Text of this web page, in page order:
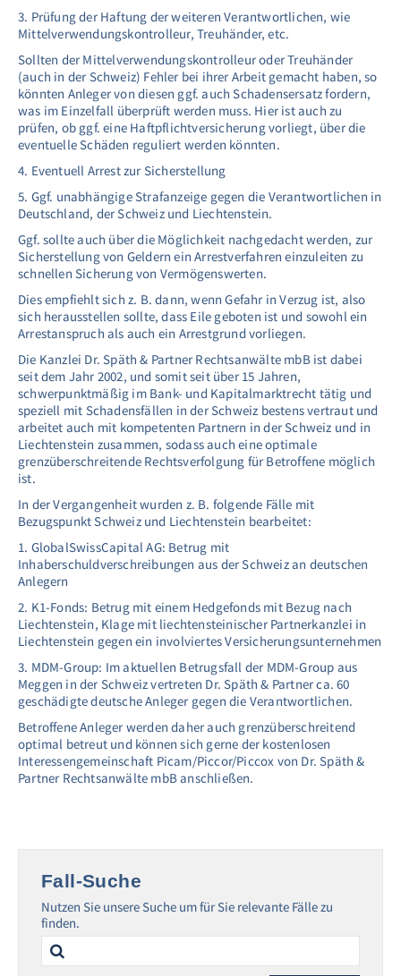
3. Prüfung der Haftung der weiteren Verantwortlichen, wie
Mittelverwendungskontrolleur, Treuhänder, etc.
Sollten der Mittelverwendungskontrolleur oder Treuhänder
(auch in der Schweiz) Fehler bei ihrer Arbeit gemacht haben, so
könnten Anleger von diesen ggf. auch Schadensersatz fordern,
was im Einzelfall überprüft werden muss. Hier ist auch zu
prüfen, ob ggf. eine Haftpflichtversicherung vorliegt, über die
eventuelle Schäden reguliert werden könnten.
4. Eventuell Arrest zur Sicherstellung
5. Ggf. unabhängige Strafanzeige gegen die Verantwortlichen in
Deutschland, der Schweiz und Liechtenstein.
Ggf. sollte auch über die Möglichkeit nachgedacht werden, zur
Sicherstellung von Geldern ein Arrestverfahren einzuleiten zu
schnellen Sicherung von Vermögenswerten.
Dies empfiehlt sich z. B. dann, wenn Gefahr in Verzug ist, also
sich herausstellen sollte, dass Eile geboten ist und sowohl ein
Arrestanspruch als auch ein Arrestgrund vorliegen.
Die Kanzlei Dr. Späth & Partner Rechtsanwälte mbB ist dabei
seit dem Jahr 2002, und somit seit über 15 Jahren,
schwerpunktmäßig im Bank- und Kapitalmarktrecht tätig und
speziell mit Schadensfällen in der Schweiz bestens vertraut und
arbeitet auch mit kompetenten Partnern in der Schweiz und in
Liechtenstein zusammen, sodass auch eine optimale
grenzüberschreitende Rechtsverfolgung für Betroffene möglich
ist.
In der Vergangenheit wurden z. B. folgende Fälle mit
Bezugspunkt Schweiz und Liechtenstein bearbeitet:
1. GlobalSwissCapital AG: Betrug mit
Inhaberschuldverschreibungen aus der Schweiz an deutschen
Anlegern
2. K1-Fonds: Betrug mit einem Hedgefonds mit Bezug nach
Liechtenstein, Klage mit liechtensteinischer Partnerkanzlei in
Liechtenstein gegen ein involviertes Versicherungsunternehmen
3. MDM-Group: Im aktuellen Betrugsfall der MDM-Group aus
Meggen in der Schweiz vertreten Dr. Späth & Partner ca. 60
geschädigte deutsche Anleger gegen die Verantwortlichen.
Betroffene Anleger werden daher auch grenzüberschreitend
optimal betreut und können sich gerne der kostenlosen
Interessengemeinschaft Picam/Piccor/Piccox von Dr. Späth &
Partner Rechtsanwälte mbB anschließen.
Fall-Suche
Nutzen Sie unsere Suche um für Sie relevante Fälle zu
finden.
Search
for: